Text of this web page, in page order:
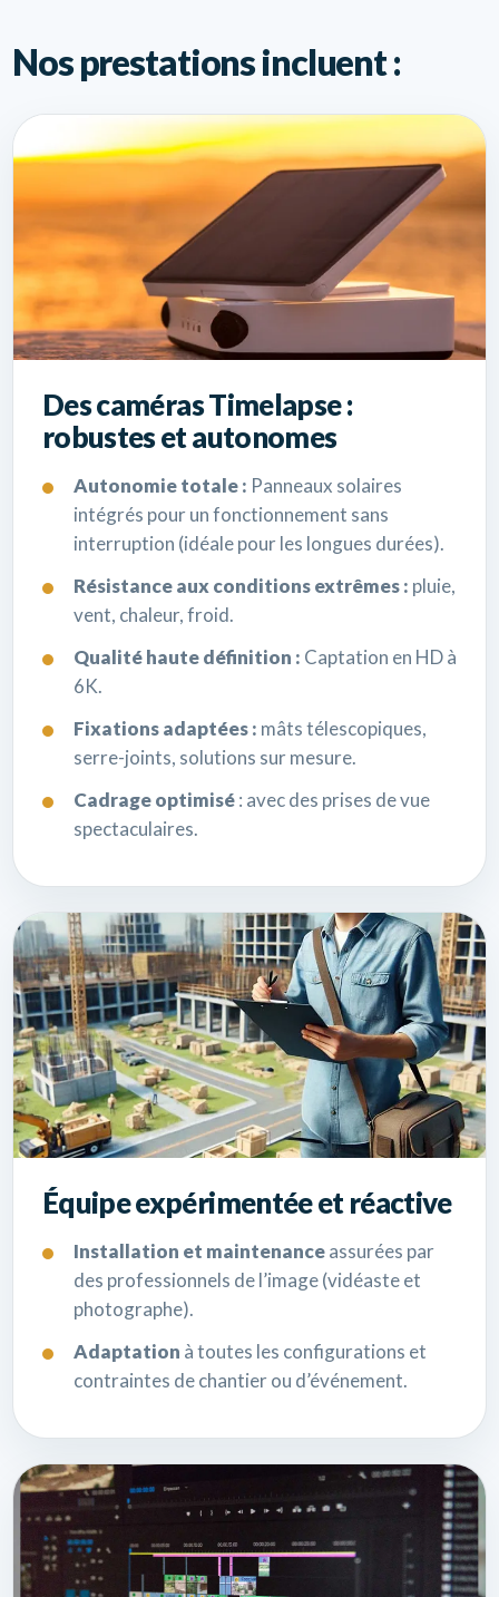
Nos prestations incluent :
Des caméras Timelapse :
robustes et autonomes
Autonomie totale : Panneaux solaires
intégrés pour un fonctionnement sans
interruption (idéale pour les longues durées).
Résistance aux conditions extrêmes : pluie,
vent, chaleur, froid.
Qualité haute définition : Captation en HD à
6K.
Fixations adaptées : mâts télescopiques,
serre-joints, solutions sur mesure.
Cadrage optimisé: avec des prises de vue
spectaculaires.
Équipe expérimentée et réactive
Installation et maintenanceassurées par
des professionnels de l’image (vidéaste et
photographe).
Adaptation à toutes les configurations et
contraintes de chantier ou d’événement.